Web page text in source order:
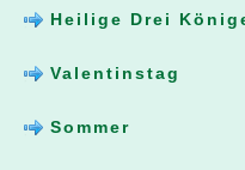
Heilige Drei
Valentinstag
Sommer